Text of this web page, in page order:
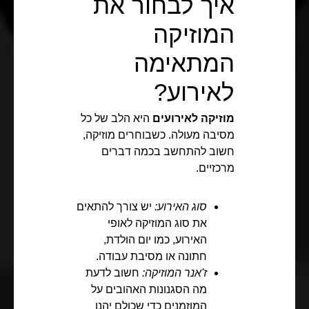
המוזיקה
המתאימה
לאירוע?
מוזיקה לאירועים היא הלב של כל
מסיבה מעולה. כשבוחרים מוזיקה,
חשוב להתחשב בכמה דברים
מרכזיים.
סוג האירוע: יש צורך להתאים
את סוג המוזיקה לאופי
האירוע, כמו יום הולדת,
חתונה או מסיבת עבודה.
ז'אנר המוזיקה: חשוב לדעת
מה הסגנונות האהובים על
המוזמנים כדי שכולם יהנו